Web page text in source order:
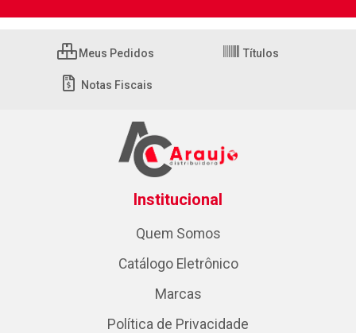
Meus Pedidos Títulos
Notas Fiscais
Institucional
Quem Somos
Catálogo Eletrônico
Marcas
Política de Privacidade